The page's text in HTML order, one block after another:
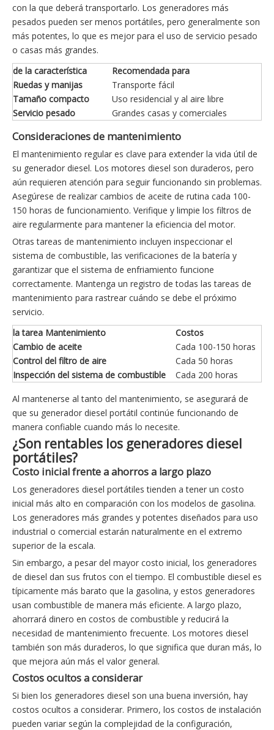
con la que deberá transportarlo. Los generadores más
pesados ​​pueden ser menos portátiles, pero generalmente son
más potentes, lo que es mejor para el uso de servicio pesado
o casas más grandes.
de la característica
Recomendada para
Ruedas y manijas
Transporte fácil
Tamaño compacto
Uso residencial y al aire libre
Servicio pesado
Grandes casas y comerciales
Consideraciones de mantenimiento
El mantenimiento regular es clave para extender la vida útil de
su generador diesel. Los motores diesel son duraderos, pero
aún requieren atención para seguir funcionando sin problemas.
Asegúrese de realizar cambios de aceite de rutina cada 100-
150 horas de funcionamiento. Verifique y limpie los filtros de
aire regularmente para mantener la eficiencia del motor.
Otras tareas de mantenimiento incluyen inspeccionar el
sistema de combustible, las verificaciones de la batería y
garantizar que el sistema de enfriamiento funcione
correctamente. Mantenga un registro de todas las tareas de
mantenimiento para rastrear cuándo se debe el próximo
servicio.
la tarea Mantenimiento
Costos
Cambio de aceite
Cada 100-150 horas
Control del filtro de aire
Cada 50 horas
Inspección del sistema de combustible
Cada 200 horas
Al mantenerse al tanto del mantenimiento, se asegurará de
que su generador diesel portátil continúe funcionando de
manera confiable cuando más lo necesite.
¿Son rentables los generadores diesel
portátiles?
Costo inicial frente a ahorros a largo plazo
Los generadores diesel portátiles tienden a tener un costo
inicial más alto en comparación con los modelos de gasolina.
Los generadores más grandes y potentes diseñados para uso
industrial o comercial estarán naturalmente en el extremo
superior de la escala.
Sin embargo, a pesar del mayor costo inicial, los generadores
de diesel dan sus frutos con el tiempo. El combustible diesel es
típicamente más barato que la gasolina, y estos generadores
usan combustible de manera más eficiente. A largo plazo,
ahorrará dinero en costos de combustible y reducirá la
necesidad de mantenimiento frecuente. Los motores diesel
también son más duraderos, lo que significa que duran más, lo
que mejora aún más el valor general.
Costos ocultos a considerar
Si bien los generadores diesel son una buena inversión, hay
costos ocultos a considerar. Primero, los costos de instalación
pueden variar según la complejidad de la configuración,